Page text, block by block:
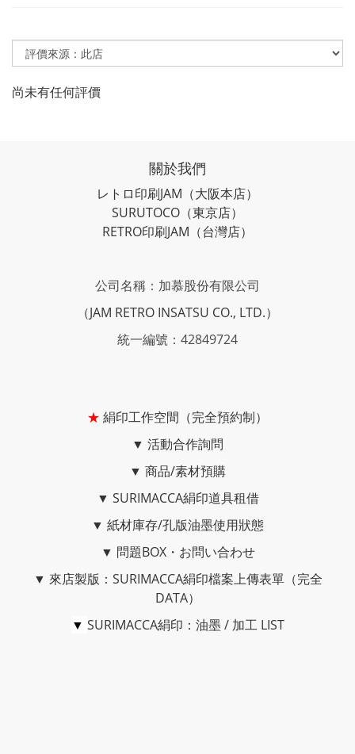
尚未有任何評價
關於我們
レトロ印刷JAM （大阪本店）
SURUTOCO （東京店）
RETRO印刷JAM （台灣店）
公司名稱：加慕股份有限公司
（JAM RETRO INSATSU CO., LTD.）
統一編號：42849724
★ 絹印工作空間（完全預約制）
▼ 活動合作詢問
▼ 商品/素材預購
▼ SURIMACCA絹印道具租借
▼ 紙材庫存/孔版油墨使用狀態
▼ 問題BOX・お問い合わせ
▼ 來店製版：SURIMACCA絹印檔案上傳表單（完全
DATA）
▼ SURIMACCA絹印：油墨 / 加工 LIST